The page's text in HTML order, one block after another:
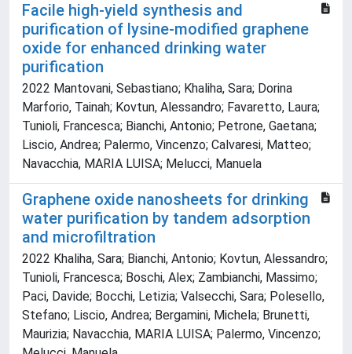
Facile high-yield synthesis and
purification of lysine-modified graphene
oxide for enhanced drinking water
purification
2022 Mantovani, Sebastiano; Khaliha, Sara; Dorina
Marforio, Tainah; Kovtun, Alessandro; Favaretto, Laura;
Tunioli, Francesca; Bianchi, Antonio; Petrone, Gaetana;
Liscio, Andrea; Palermo, Vincenzo; Calvaresi, Matteo;
Navacchia, MARIA LUISA; Melucci, Manuela
Graphene oxide nanosheets for drinking
water purification by tandem adsorption
and microfiltration
2022 Khaliha, Sara; Bianchi, Antonio; Kovtun, Alessandro;
Tunioli, Francesca; Boschi, Alex; Zambianchi, Massimo;
Paci, Davide; Bocchi, Letizia; Valsecchi, Sara; Polesello,
Stefano; Liscio, Andrea; Bergamini, Michela; Brunetti,
Maurizia; Navacchia, MARIA LUISA; Palermo, Vincenzo;